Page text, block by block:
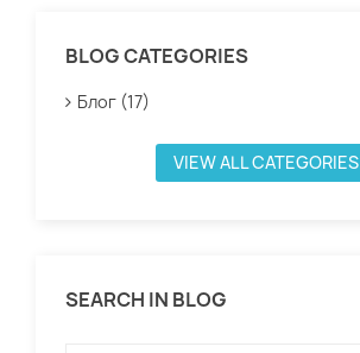
BLOG CATEGORIES
Блог (17)
VIEW ALL CATEGORIES
SEARCH IN BLOG